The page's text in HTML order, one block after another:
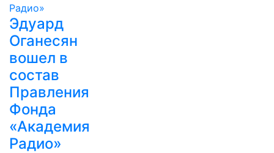
Эдуард
Оганесян
вошел в
состав
Правления
Фонда
«Академия
Радио»